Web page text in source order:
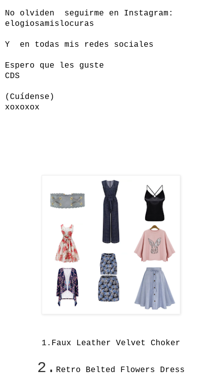
No olviden seguirme en Instagram:
elogiosamislocuras
Y en todas mis redes sociales
Espero que les guste
CDS
(Cuídense)
xoxoxox
1. Faux Leather Velvet Choker
2. Retro Belted Flowers Dress